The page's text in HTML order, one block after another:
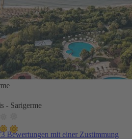
- Sarigerme
Bewertungen mit einer Zustimmung